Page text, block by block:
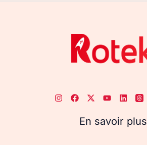
En savoir plus